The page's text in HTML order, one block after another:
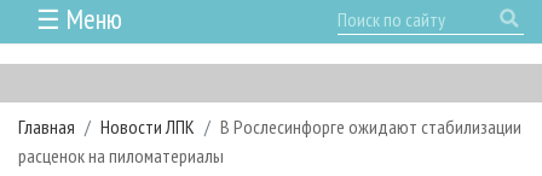
☰ Меню
ГЛАВНАЯ
РУБРИКИ И ТЕМЫ
РУБРИКИ ЖУРНАЛА
НОВОСТИ
Главная Новости ЛПК
В Рослесинфорге ожидают стабилизации
расценок на пиломатериалы